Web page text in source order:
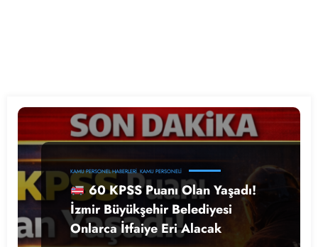
KAMU PERSONEL HABERLERI KAMU PERSONELI
60 KPSS Puanı Olan Yaşadı!
İzmir Büyükşehir Belediyesi
Onlarca İtfaiye Eri Alacak